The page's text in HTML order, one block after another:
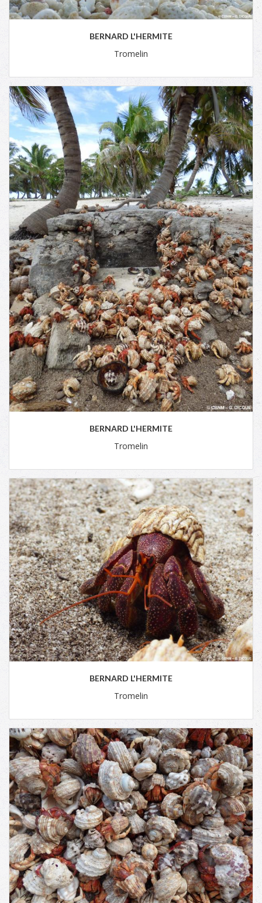
BERNARD L'HERMITE
Tromelin
BERNARD L'HERMITE
Tromelin
BERNARD L'HERMITE
Tromelin